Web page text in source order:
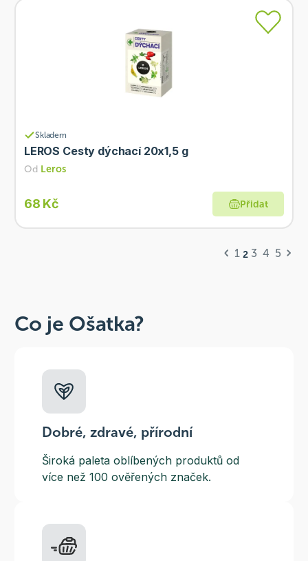
Skladem
LEROS Cesty dýchací 20x1,5 g
Od Leros
68 Kč Přidat
1 2 3 4 5
Co je Ošatka?
Dobré, zdravé, přírodní
Široká paleta oblíbených produktů od
více než 100 ověřených značek.